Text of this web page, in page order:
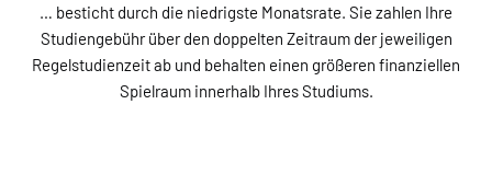
… besticht durch die niedrigste Monatsrate. Sie zahlen Ihre
Studiengebühr über den doppelten Zeitraum der jeweiligen
Regelstudienzeit ab und behalten einen größeren finanziellen
Spielraum innerhalb Ihres Studiums.